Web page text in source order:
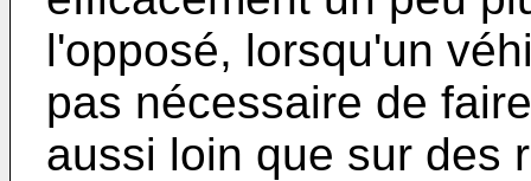
l'opposé, lorsqu'un
pas nécessaire de
aussi loin que sur des